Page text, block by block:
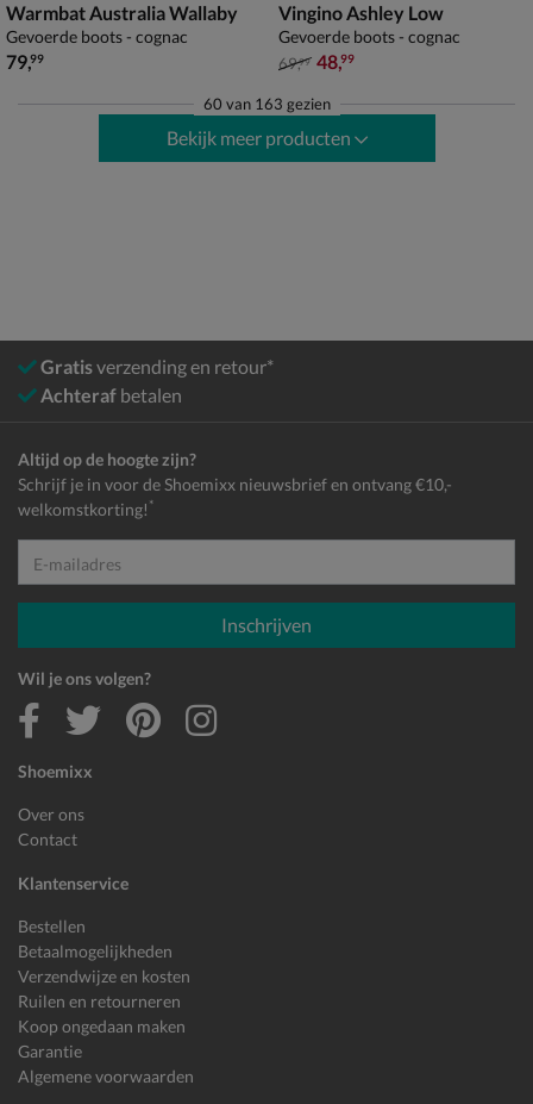
Warmbat Australia Wallaby
Gevoerde boots - cognac
€ 79,99
79,99
Vingino Ashley Low
Gevoerde boots - cognac
van € 69,99 voor € 48,99
69,99 48,99
60 van 163 gezien
Bekijk meer producten
Gratisverzending en retour*
Achteraf betalen
Shoemixx
Over ons
Contact
Klantenservice
Bestellen
Betaalmogelijkheden
Verzendwijze en kosten
Ruilen en retourneren
Koop ongedaan maken
Garantie
Algemene voorwaarden
Altijd op de hoogte zijn?
Schrijf je in voor de Shoemixx nieuwsbrief en ontvang €10,-
welkomstkorting! *
E-mailadres
Inschrijven
Wil je ons volgen?